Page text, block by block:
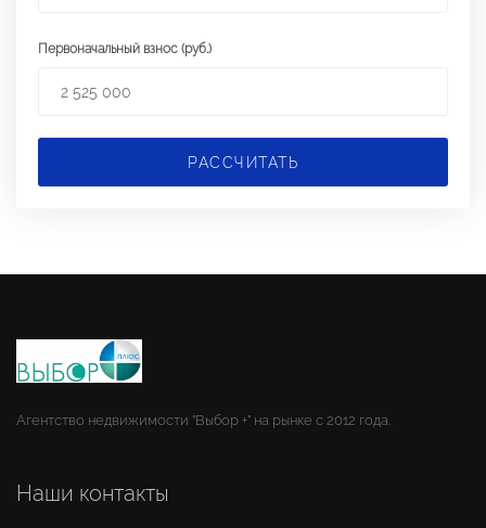
Первоначальный взнос (руб.)
РАССЧИТАТЬ
Агентство недвижимости "Выбор +" на рынке с 2012 года.
Наши контакты